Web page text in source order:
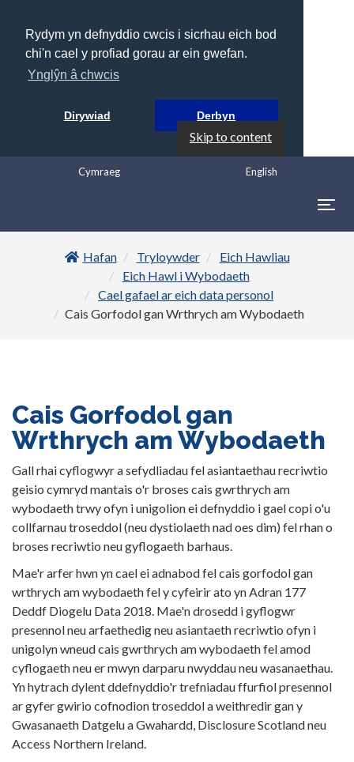
Rydym yn defnyddio cwcis i sicrhau eich bod
chi'n cael y profiad gorau ar ein gwefan.
Ynglŷn â chwcis
Dirywiad Derbyn
Skip to content
English
Cymraeg
Hafan
Tryloywder
Eich Hawliau
Eich Hawl i Wybodaeth
Cael gafael ar eich data personol
Cais Gorfodol gan Wrthrych am Wybodaeth
Cais Gorfodol gan
Wrthrych am Wybodaeth
Gall rhai cyflogwyr a sefydliadau fel asiantaethau recriwtio
geisio cymryd mantais o'r broses cais gwrthrych am
wybodaeth trwy ofyn i unigolion ei defnyddio i gael copi o'u
collfarnau troseddol (neu dystiolaeth nad oes dim) fel rhan o
broses recriwtio neu gyflogaeth barhaus.
Mae'r arfer hwn yn cael ei adnabod fel cais gorfodol gan
wrthrych am wybodaeth fel y cyfeirir ato yn Adran 177
Deddf Diogelu Data 2018. Mae'n drosedd i gyflogwr
presennol neu arfaethedig neu asiantaeth recriwtio ofyn i
unigolyn wneud cais gwrthrych am wybodaeth fel amod
cyflogaeth neu er mwyn darparu nwyddau neu wasanaethau.
Yn hytrach dylent ddefnyddio'r trefniadau ffurfiol presennol
ar gyfer gwirio cofnodion troseddol a weithredir gan y
Gwasanaeth Datgelu a Gwahardd, Disclosure Scotland neu
Access Northern Ireland.